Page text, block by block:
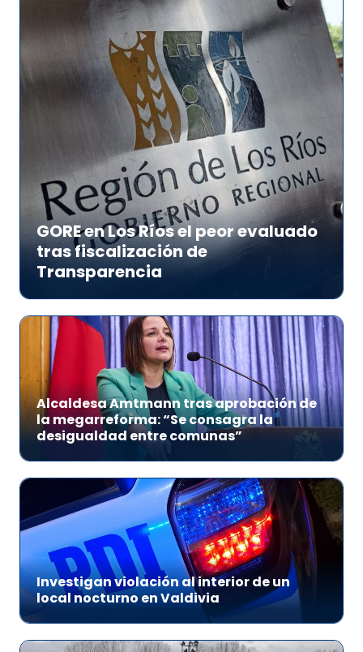
GORE en Los Ríos el peor evaluado
tras fiscalización de
Transparencia
Alcaldesa Amtmann tras aprobación de
la megarreforma: “Se consagra la
desigualdad entre comunas”
Investigan violación al interior de un
local nocturno en Valdivia